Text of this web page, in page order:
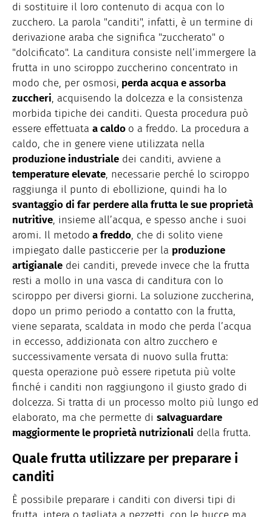
di sostituire il loro contenuto di acqua con lo
zucchero. La parola "canditi", infatti, è un termine di
derivazione araba che significa "zuccherato" o
"dolcificato". La canditura consiste nell’immergere la
frutta in uno sciroppo zuccherino concentrato in
modo che, per osmosi, perda acqua e assorba
zuccheri, acquisendo la dolcezza e la consistenza
morbida tipiche dei canditi. Questa procedura può
essere effettuata a caldo o a freddo. La procedura a
caldo, che in genere viene utilizzata nella
produzione industriale dei canditi, avviene a
temperature elevate, necessarie perché lo sciroppo
raggiunga il punto di ebollizione, quindi ha lo
svantaggio di far perdere alla frutta le sue proprietà
nutritive, insieme all’acqua, e spesso anche i suoi
aromi. Il metodo a freddo, che di solito viene
impiegato dalle pasticcerie per la produzione
artigianale dei canditi, prevede invece che la frutta
resti a mollo in una vasca di canditura con lo
sciroppo per diversi giorni. La soluzione zuccherina,
dopo un primo periodo a contatto con la frutta,
viene separata, scaldata in modo che perda l’acqua
in eccesso, addizionata con altro zucchero e
successivamente versata di nuovo sulla frutta:
questa operazione può essere ripetuta più volte
finché i canditi non raggiungono il giusto grado di
dolcezza. Si tratta di un processo molto più lungo ed
elaborato, ma che permette di salvaguardare
maggiormente le proprietà nutrizionali della frutta.
Quale frutta utilizzare per preparare i
canditi
È possibile preparare i canditi con diversi tipi di